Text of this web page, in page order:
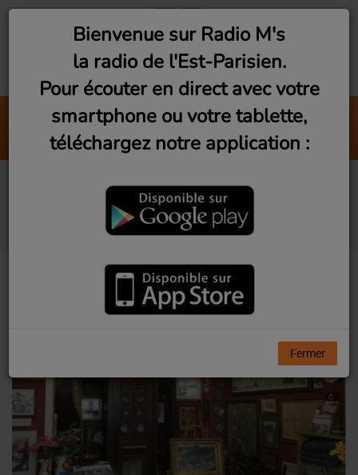
Montreuil : Claudie
Radio M's (Thomas)
Le musée de l’Histoire
de Rosny-sous-Bois
Bienvenue sur Radio M's
la radio de l'Est-Parisien.
Pour écouter en direct avec votre
smartphone ou votre tablette,
téléchargez notre application :
Fermer